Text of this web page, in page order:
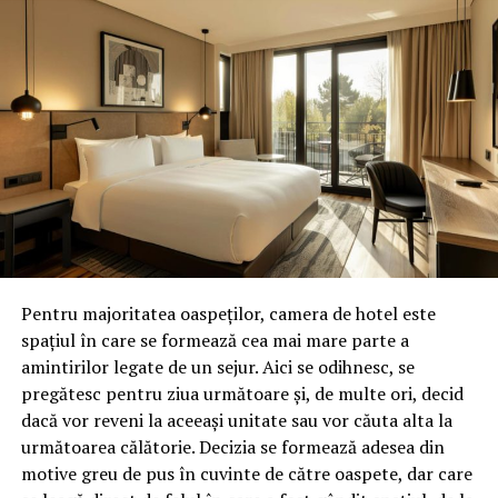
avocatul a fost investit de client, in cauza
de contencios-administrativ , la finele cercetarii
judecatoresti efectuata de Judecatoria Malmo, in cauza
Anuitatii [ Livranta ]– solicitata a se fi constatat pe
baza accidentului/conflictului savarsit la locul de munca
[ Arbetskada ]
al clientului.
Avocatul – analizand intregul mijloc probator
administrat in aceasta cauza – a constatat ca
instanta s-a pronuntat nefavorabil clientului din
documentelor si inscrisurilor existente la dosarul
cauzei. Fata de aceasta situatie, avocatul a
promovat o cerere de indreptare a erorii judiciare, in
conformitate cu dispozitiile codului de procedura a
instantei de contencios-administrativ suedez.
Instanta de fond si-a mentinut solutia pronuntata in
2016-05-08, astfel incat , in termen legal, aceasta
Pentru majoritatea oaspeților, camera de hotel este
spațiul în care se formează cea mai mare parte a
amintirilor legate de un sejur. Aici se odihnesc, se
pregătesc pentru ziua următoare și, de multe ori, decid
dacă vor reveni la aceeași unitate sau vor căuta alta la
următoarea călătorie. Decizia se formează adesea din
motive greu de pus în cuvinte de către oaspete, dar care